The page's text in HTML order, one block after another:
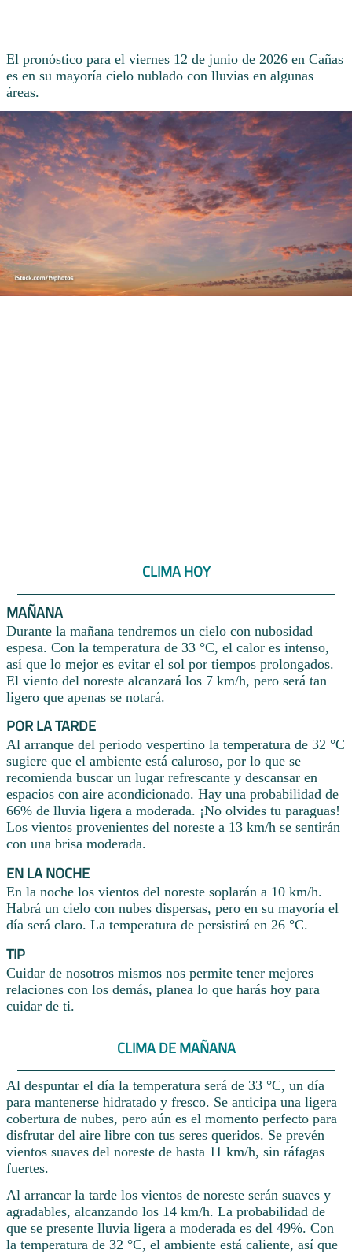
El pronóstico para el viernes 12 de junio de 2026 en Cañas
es en su mayoría cielo nublado con lluvias en algunas
áreas.
CLIMA HOY
MAÑANA
Durante la mañana tendremos un cielo con nubosidad
espesa. Con la temperatura de 33 °C, el calor es intenso,
así que lo mejor es evitar el sol por tiempos prolongados.
El viento del noreste alcanzará los 7 km/h, pero será tan
ligero que apenas se notará.
POR LA TARDE
Al arranque del periodo vespertino la temperatura de 32 °C
sugiere que el ambiente está caluroso, por lo que se
recomienda buscar un lugar refrescante y descansar en
espacios con aire acondicionado. Hay una probabilidad de
66% de lluvia ligera a moderada. ¡No olvides tu paraguas!
Los vientos provenientes del noreste a 13 km/h se sentirán
con una brisa moderada.
EN LA NOCHE
En la noche los vientos del noreste soplarán a 10 km/h.
Habrá un cielo con nubes dispersas, pero en su mayoría el
día será claro. La temperatura de persistirá en 26 °C.
TIP
Cuidar de nosotros mismos nos permite tener mejores
relaciones con los demás, planea lo que harás hoy para
cuidar de ti.
CLIMA DE MAÑANA
Al despuntar el día la temperatura será de 33 °C, un día
para mantenerse hidratado y fresco. Se anticipa una ligera
cobertura de nubes, pero aún es el momento perfecto para
disfrutar del aire libre con tus seres queridos. Se prevén
vientos suaves del noreste de hasta 11 km/h, sin ráfagas
fuertes.
Al arrancar la tarde los vientos de noreste serán suaves y
agradables, alcanzando los 14 km/h. La probabilidad de
que se presente lluvia ligera a moderada es del 49%. Con
la temperatura de 32 °C, el ambiente está caliente, así que